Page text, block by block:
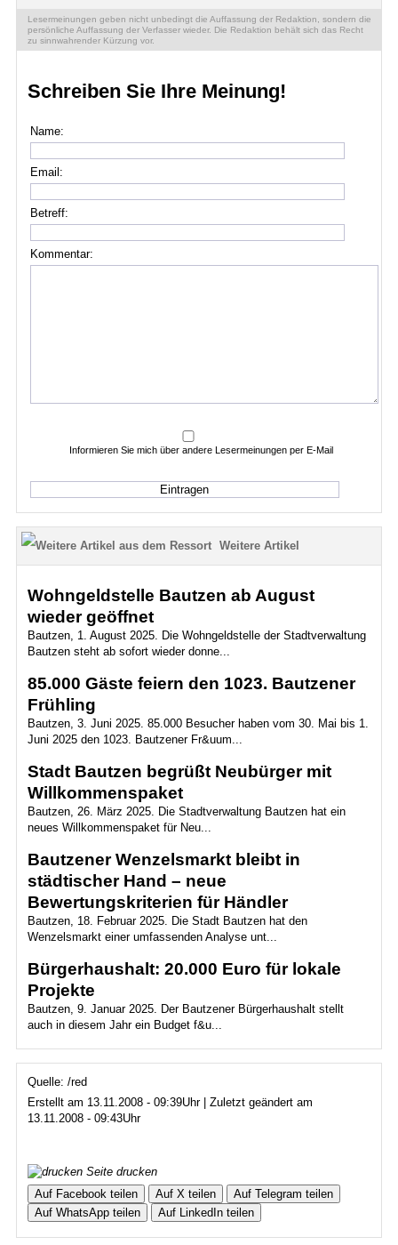
Lesermeinungen geben nicht unbedingt die Auffassung der Redaktion, sondern die
persönliche Auffassung der Verfasser wieder. Die Redaktion behält sich das Recht
zu sinnwahrender Kürzung vor.
Schreiben Sie Ihre Meinung!
Name:
Email:
Betreff:
Kommentar:
Informieren Sie mich über andere Lesermeinungen per E-Mail
Weitere Artikel
Wohngeldstelle Bautzen ab August
wieder geöffnet
Bautzen, 1. August 2025. Die Wohngeldstelle der Stadtverwaltung
Bautzen steht ab sofort wieder donne...
85.000 Gäste feiern den 1023. Bautzener
Frühling
Bautzen, 3. Juni 2025. 85.000 Besucher haben vom 30. Mai bis 1.
Juni 2025 den 1023. Bautzener Fr&uum...
Stadt Bautzen begrüßt Neubürger mit
Willkommenspaket
Bautzen, 26. März 2025. Die Stadtverwaltung Bautzen hat ein
neues Willkommenspaket für Neu...
Bautzener Wenzelsmarkt bleibt in
städtischer Hand – neue
Bewertungskriterien für Händler
Bautzen, 18. Februar 2025. Die Stadt Bautzen hat den
Wenzelsmarkt einer umfassenden Analyse unt...
Bürgerhaushalt: 20.000 Euro für lokale
Projekte
Bautzen, 9. Januar 2025. Der Bautzener Bürgerhaushalt stellt
auch in diesem Jahr ein Budget f&u...
Quelle: /red
Erstellt am 13.11.2008 - 09:39Uhr | Zuletzt geändert am
13.11.2008 - 09:43Uhr
Seite drucken
Auf Facebook teilen
Auf X teilen
Auf Telegram teilen
Auf WhatsApp teilen
Auf LinkedIn teilen